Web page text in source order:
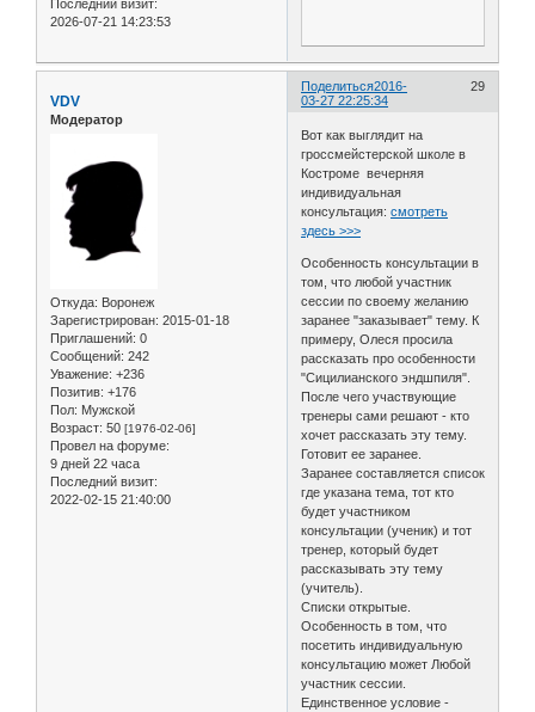
Последний визит:
2026-07-21 14:23:53
Поделиться 29
2016-
03-27 22:25:34
VDV
Модератор
Откуда: Воронеж
Зарегистрирован: 2015-01-18
Приглашений: 0
Сообщений: 242
Уважение: +236
Позитив: +176
Пол: Мужской
Возраст: 50 [1976-02-06]
Провел на форуме:
9 дней 22 часа
Последний визит:
2022-02-15 21:40:00
Вот как выглядит на
гроссмейстерской школе в
Костроме вечерняя
индивидуальная
консультация:смотреть
здесь >>>
Особенность консультации в
том, что любой участник
сессии по своему желанию
заранее "заказывает" тему. К
примеру, Олеся просила
рассказать про особенности
"Сицилианского эндшпиля".
После чего участвующие
тренеры сами решают - кто
хочет рассказать эту тему.
Готовит ее заранее.
Заранее составляется список
где указана тема, тот кто
будет участником
консультации (ученик) и тот
тренер, который будет
рассказывать эту тему
(учитель).
Списки открытые.
Особенность в том, что
посетить индивидуальную
консультацию может Любой
участник сессии.
Единственное условие -